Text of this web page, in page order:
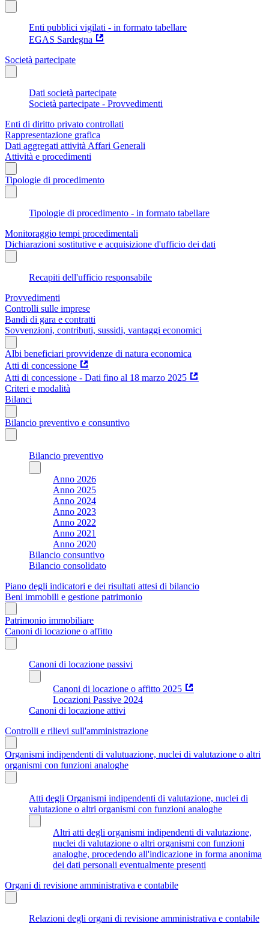
Enti pubblici vigilati - in formato tabellare
EGAS Sardegna
Società partecipate
Dati società partecipate
Società partecipate - Provvedimenti
Enti di diritto privato controllati
Rappresentazione grafica
Dati aggregati attività Affari Generali
Attività e procedimenti
Tipologie di procedimento
Tipologie di procedimento - in formato tabellare
Monitoraggio tempi procedimentali
Dichiarazioni sostitutive e acquisizione d'ufficio dei dati
Recapiti dell'ufficio responsabile
Provvedimenti
Controlli sulle imprese
Bandi di gara e contratti
Sovvenzioni, contributi, sussidi, vantaggi economici
Albi beneficiari provvidenze di natura economica
Atti di concessione
Atti di concessione - Dati fino al 18 marzo 2025
Criteri e modalità
Bilanci
Bilancio preventivo e consuntivo
Bilancio preventivo
Anno 2026
Anno 2025
Anno 2024
Anno 2023
Anno 2022
Anno 2021
Anno 2020
Bilancio consuntivo
Bilancio consolidato
Piano degli indicatori e dei risultati attesi di bilancio
Beni immobili e gestione patrimonio
Patrimonio immobiliare
Canoni di locazione o affitto
Canoni di locazione passivi
Canoni di locazione o affitto 2025
Locazioni Passive 2024
Canoni di locazione attivi
Controlli e rilievi sull'amministrazione
Organismi indipendenti di valutuazione, nuclei di valutazione o altri
organismi con funzioni analoghe
Atti degli Organismi indipendenti di valutazione, nuclei di
valutazione o altri organismi con funzioni analoghe
Altri atti degli organismi indipendenti di valutazione,
nuclei di valutazione o altri organismi con funzioni
analoghe, procedendo all'indicazione in forma anonima
dei dati personali eventualmente presenti
Organi di revisione amministrativa e contabile
Relazioni degli organi di revisione amministrativa e contabile